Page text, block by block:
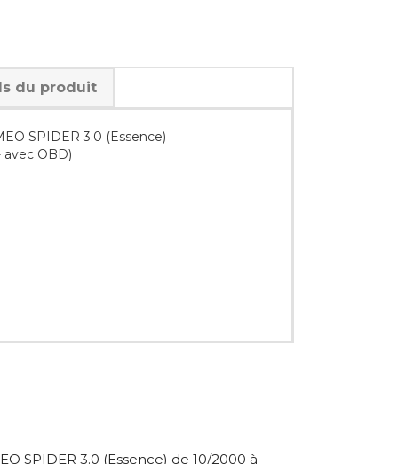
du produit
SPIDER 3.0 (Essence)
avec OBD)
SPIDER 3.0 (Essence) de 10/2000 à